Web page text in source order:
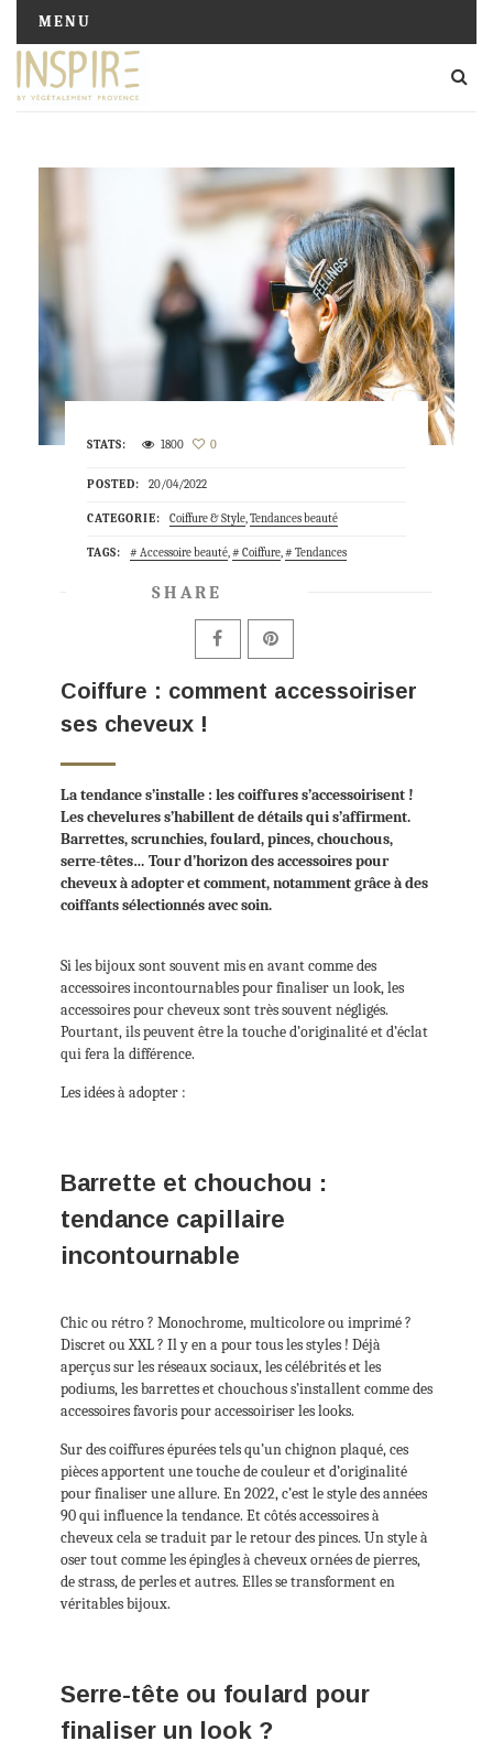
MENU
STATS: 1800 0
POSTED: 20/04/2022
CATEGORIE: Coiffure & Style,Tendances beauté
TAGS: Accessoire beauté, Coiffure, Tendances
SHARE
Coiffure : comment accessoiriser
ses cheveux !
La tendance s’installe : les coiffures s’accessoirisent !
Les chevelures s’habillent de détails qui s’affirment.
Barrettes, scrunchies, foulard, pinces, chouchous,
serre-têtes… Tour d’horizon des accessoires pour
cheveux à adopter et comment, notamment grâce à des
coiffants sélectionnés avec soin.
Si les bijoux sont souvent mis en avant comme des
accessoires incontournables pour finaliser un look, les
accessoires pour cheveux sont très souvent négligés.
Pourtant, ils peuvent être la touche d’originalité et d’éclat
qui fera la différence.
Les idées à adopter :
Barrette et chouchou :
tendance capillaire
incontournable
Chic ou rétro ? Monochrome, multicolore ou imprimé ?
Discret ou XXL ? Il y en a pour tous les styles ! Déjà
aperçus sur les réseaux sociaux, les célébrités et les
podiums, les barrettes et chouchous s’installent comme des
accessoires favoris pour accessoiriser les looks.
Sur des coiffures épurées tels qu’un chignon plaqué, ces
pièces apportent une touche de couleur et d’originalité
pour finaliser une allure. En 2022, c’est le style des années
90 qui influence la tendance. Et côtés accessoires à
cheveux cela se traduit par le retour des pinces. Un style à
oser tout comme les épingles à cheveux ornées de pierres,
de strass, de perles et autres. Elles se transforment en
véritables bijoux.
Serre-tête ou foulard pour
finaliser un look ?